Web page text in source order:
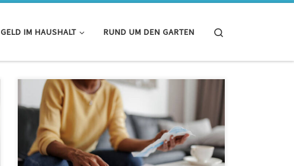
GELD IM HAUSHALT RUND UM DEN GARTEN
Immobiliendarlehen in den deutschen Banken. Was
muss man darüber wissen? Zurzeit erfreuen sich
Immobilienkredite großer Beliebtheit. Mit einem
Kredit kann man sein Traumhaus kaufen oder bauen.
Diese Finanzierungsart ist flexibel und lässt sich an die
Erwartungen der Kreditnehmer anpassen. Jedoch